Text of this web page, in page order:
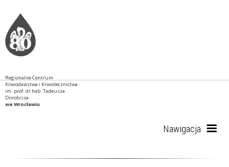
Regionalne Centrum
Krwiodawstwa i Krwiolecznictwa
im. prof. dr hab. Tadeusza
Dorobisza
we Wrocławiu
Nawigacja